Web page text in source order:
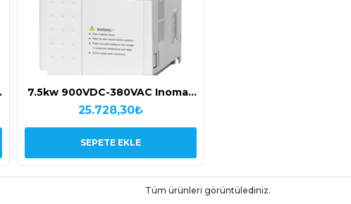
7.5kw 900VDC-380VAC Inomax
Deerco Inomax Solar Pompa
Sürücüsü
25.728,30₺
SEPETE EKLE
Tüm ürünleri görüntülediniz.